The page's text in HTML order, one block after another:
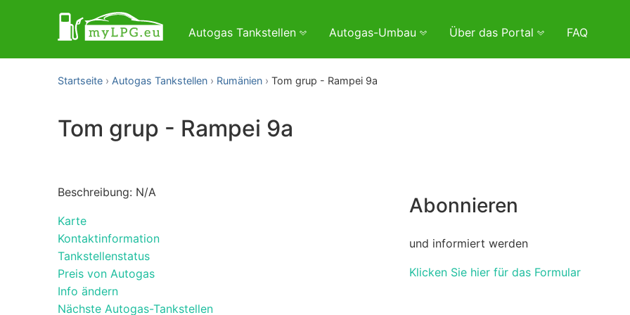
Autogas Tankstellen Autogas-Umbau Über das Portal FAQ
Startseite Autogas Tankstellen Rumänien Tom grup - Rampei 9a
Tom grup - Rampei 9a
Beschreibung: N/A
Karte
Kontaktinformation
Tankstellenstatus
Preis von Autogas
Info ändern
Nächste Autogas-Tankstellen
Abonnieren
und informiert werden
Klicken Sie hier für das Formular